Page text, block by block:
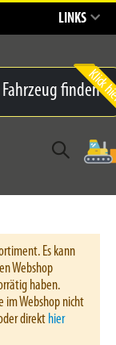
LINKS
finden
Es kann
Webshop
haben.
im Webshop nicht
direkt hier